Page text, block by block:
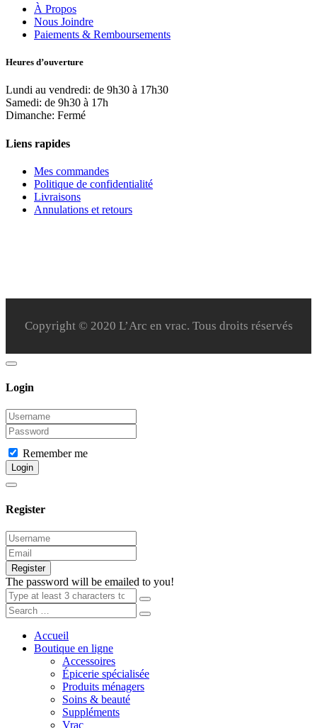
À Propos
Nous Joindre
Paiements & Remboursements
Heures d’ouverture
Lundi au vendredi: de 9h30 à 17h30
Samedi: de 9h30 à 17h
Dimanche: Fermé
Liens rapides
Mes commandes
Politique de confidentialité
Livraisons
Annulations et retours
Copyright © 2020 L’Arc en vrac. Tous droits réservés
Login
Remember me
Login
Register
Register
The password will be emailed to you!
Accueil
Boutique en ligne
Accessoires
Épicerie spécialisée
Produits ménagers
Soins & beauté
Suppléments
Vrac